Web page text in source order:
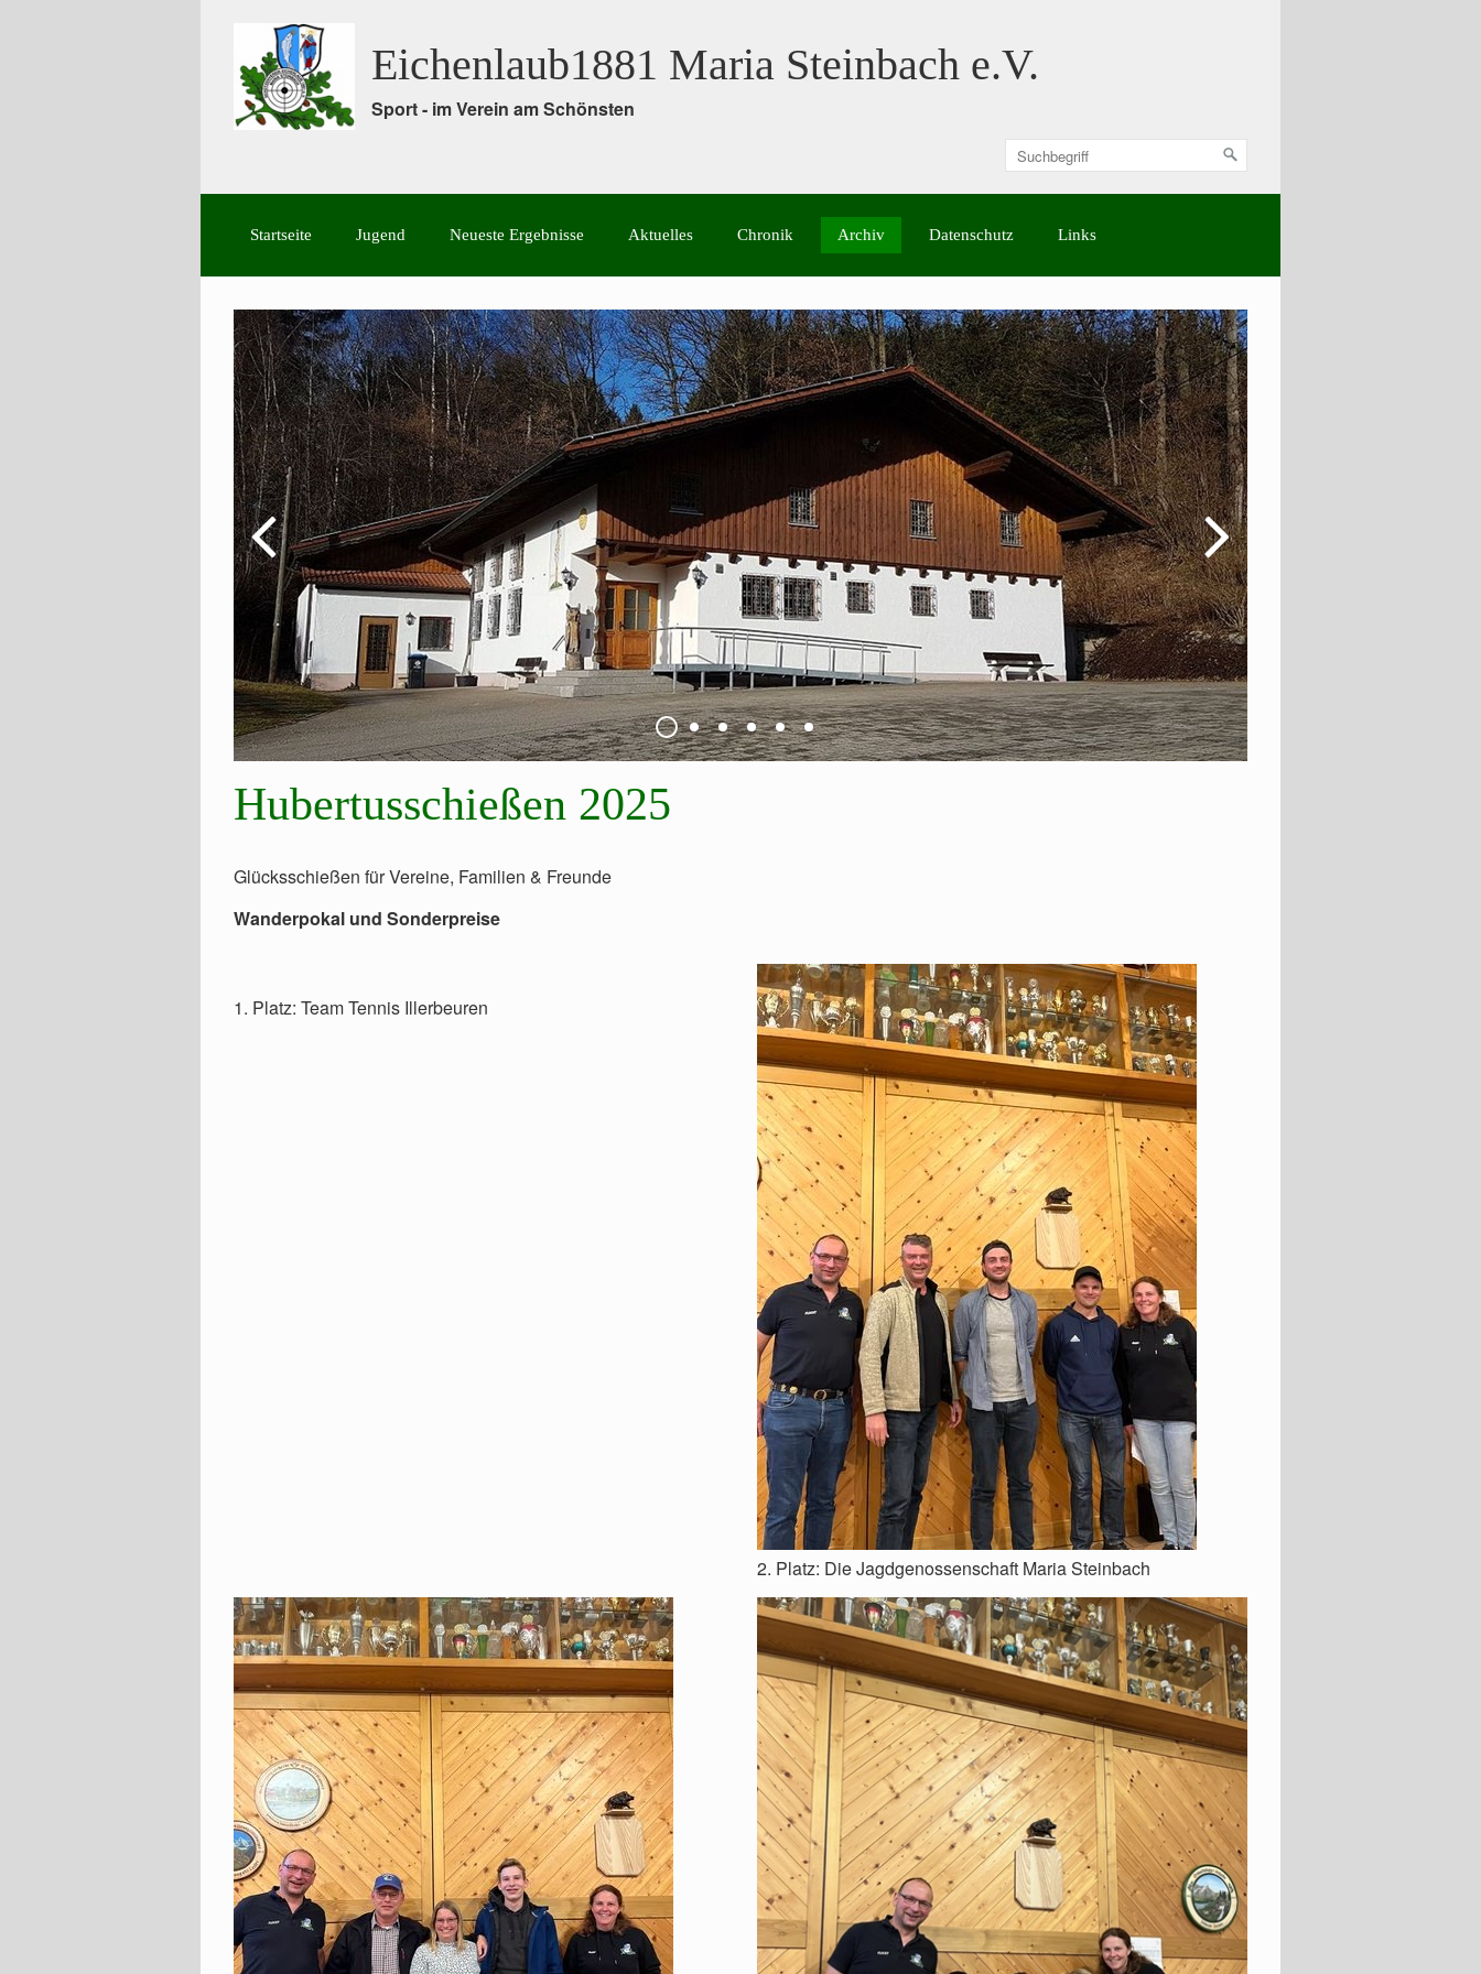
Eichenlaub1881 Maria Steinbach e.V.
Sport - im Verein am Schönsten
Startseite Jugend Neueste Ergebnisse Aktuelles Chronik Archiv Datenschutz Links
Hubertusschießen 2025
Glücksschießen für Vereine, Familien & Freunde
Wanderpokal und Sonderpreise
1. Platz: Team Tennis Illerbeuren
2. Platz: Die Jagdgenossenschaft Maria Steinbach